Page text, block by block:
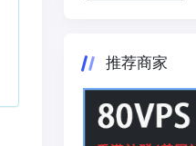
推荐商家